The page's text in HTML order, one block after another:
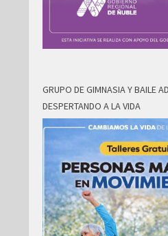
GRUPO DE GIMNASIA Y BAILE
DESPERTANDO A LA VIDA